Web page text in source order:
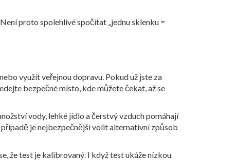
proto spolehlivé spočítat „jednu sklenku =
využít veřejnou dopravu. Pokud už jste za
bezpečné místo, kde můžete čekat, až se
vody, lehké jídlo a čerstvý vzduch pomáhají
je nejbezpečnější volit alternativní způsob
že test je kalibrovaný. I když test ukáže nízkou